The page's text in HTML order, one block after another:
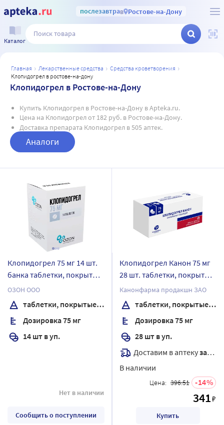
послезавтрав Ростове-на-Дону
Каталог
главная лекарственные средства
средства кроветворения
клопидогрел в ростове-на-дону
Клопидогрел в Ростове-на-Дону
Купить Клопидогрел в Ростове-на-Дону в Apteka.ru.
Цена на Клопидогрел от 182 руб. в Ростове-на-Дону.
Доставка препарата Клопидогрел в 505 аптек.
Аналоги
Клопидогрел 75 мг 14 шт.
банка таблетки, покрытые
пленочной оболочкой
ОЗОН ООО
таблетки, покрытые пленочной оболочкой
Дозировка 75 мг
14 шт в уп.
Нет в наличии
Сообщить о поступлении
Клопидогрел Канон 75 мг
28 шт. таблетки, покрытые
пленочной оболочкой
Канонфарма продакшн ЗАО
таблетки, покрытые пленочной оболочкой
Дозировка 75 мг
28 шт в уп.
Доставим в аптекузавтра
В наличии
Цена: 396.51 14
341₽
Купить